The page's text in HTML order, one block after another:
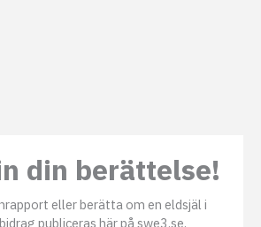
din berättelse!
eller berätta om en eldsjäl i
publiceras här på swe3.se.